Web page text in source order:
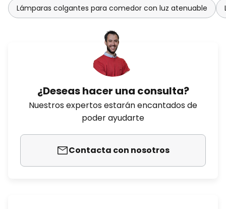
Lámparas colgantes para comedor con luz atenuable
¿Deseas hacer una consulta?
Nuestros expertos estarán encantados de
poder ayudarte
Contacta con nosotros